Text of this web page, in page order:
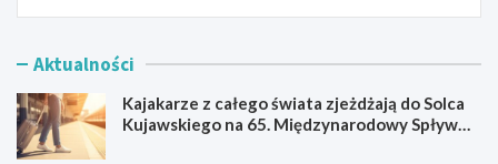
Aktualności
Kajakarze z całego świata zjeżdżają do Solca
Kujawskiego na 65. Międzynarodowy Spływ